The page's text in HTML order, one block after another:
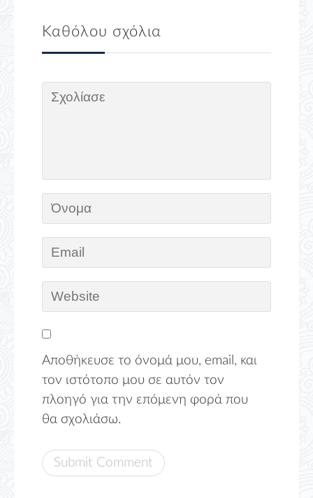
Καθόλου σχόλια
Αποθήκευσε το όνομά μου, email, και
τον ιστότοπο μου σε αυτόν τον
πλοηγό για την επόμενη φορά που
θα σχολιάσω.